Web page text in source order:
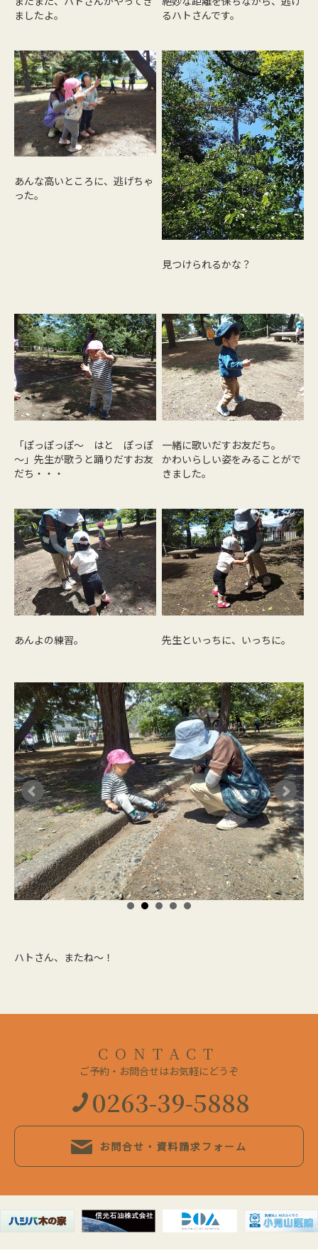
ましたよ。
るハトさんです。
あんな高いところに、逃げちゃ
った。
見つけられるかな？
「ぽっぽっぽ～ はと ぽっぽ
～」先生が歌うと踊りだすお友
だち・・・
一緒に歌いだすお友だち。
かわいらしい姿をみることがで
きました。
あんよの練習。 先生といっちに、いっちに。
ハトさん、またね～！
CONTACT
ご予約・お問合せはお気軽にどうぞ
0263-39-5888
お問合せ・資料請求フォーム